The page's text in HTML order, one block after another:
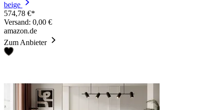
beige
574,78 €*
Versand: 0,00 €
amazon.de
Zum Anbieter